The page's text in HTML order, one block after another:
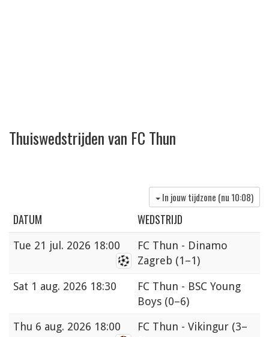
Thuiswedstrijden van FC Thun
In jouw tijdzone (nu 10:08)
DATUM WEDSTRIJD
Tue 21 jul. 2026 18:00
FC Thun - Dinamo
Zagreb (1–1)
Sat 1 aug. 2026 18:30
FC Thun - BSC Young
Boys (0–6)
Thu 6 aug. 2026 18:00 FC Thun - Vikingur (3–